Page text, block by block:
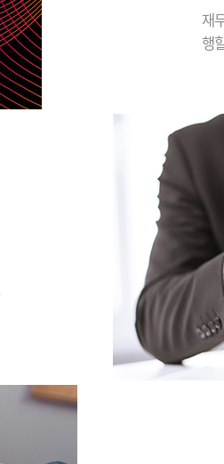
재
행